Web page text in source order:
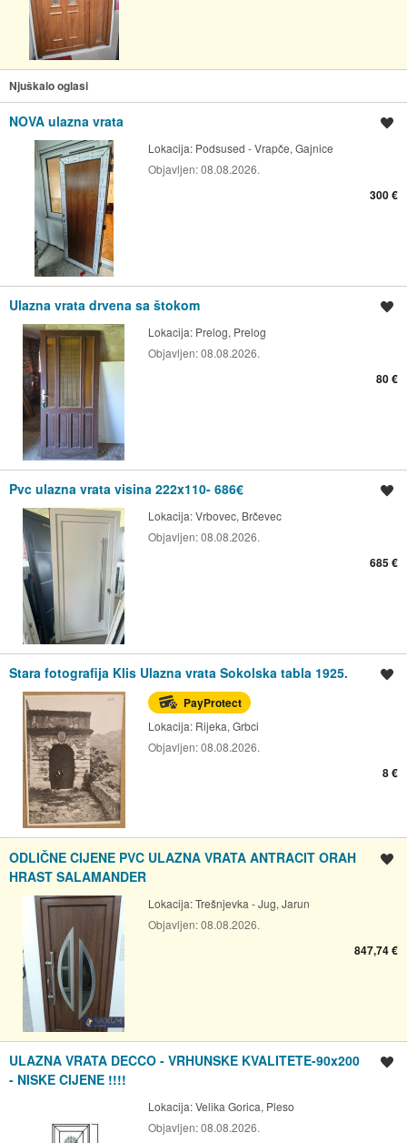
Njuškalo oglasi
NOVA ulazna vrata
Lokacija: Podsused - Vrapče, Gajnice
Objavljen:08.08.2026.
300 €
Ulazna vrata drvena sa štokom
Lokacija: Prelog, Prelog
Objavljen:08.08.2026.
80 €
Pvc ulazna vrata visina 222x110- 686€
Lokacija:Vrbovec, Brčevec
Objavljen:08.08.2026.
685 €
Stara fotografija Klis Ulazna vrata Sokolska tabla 1925.
PayProtect
Lokacija: Rijeka, Grbci
Objavljen:08.08.2026.
8 €
ODLIČNE CIJENE PVC ULAZNA VRATA ANTRACIT ORAH
HRAST SALAMANDER
Lokacija:Trešnjevka - Jug, Jarun
Objavljen:08.08.2026.
847,74 €
ULAZNA VRATA DECCO - VRHUNSKE KVALITETE-90x200
- NISKE CIJENE !!!!
Lokacija:Velika Gorica, Pleso
Objavljen:08.08.2026.